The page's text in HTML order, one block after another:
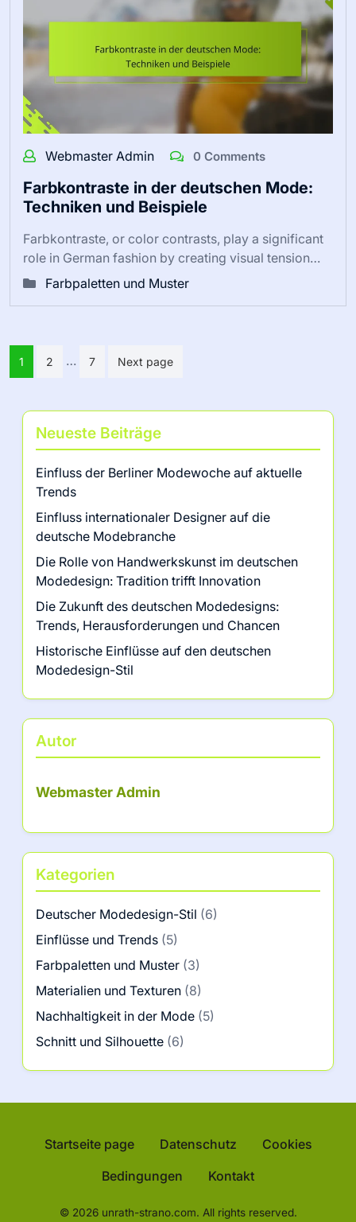
Webmaster Admin 0 Comments
Farbkontraste in der deutschen Mode:
Techniken und Beispiele
Farbkontraste, or color contrasts, play a significant
role in German fashion by creating visual tension…
Farbpaletten und Muster
Posts
pagination
1 2 … 7 Next page
Neueste Beiträge
Einfluss der Berliner Modewoche auf aktuelle
Trends
Einfluss internationaler Designer auf die
deutsche Modebranche
Die Rolle von Handwerkskunst im deutschen
Modedesign: Tradition trifft Innovation
Die Zukunft des deutschen Modedesigns:
Trends, Herausforderungen und Chancen
Historische Einflüsse auf den deutschen
Modedesign-Stil
Autor
Webmaster Admin
Kategorien
Deutscher Modedesign-Stil (6)
Einflüsse und Trends (5)
Farbpaletten und Muster (3)
Materialien und Texturen (8)
Nachhaltigkeit in der Mode (5)
Schnitt und Silhouette (6)
Startseite page Datenschutz
Cookies
Bedingungen
Kontakt
© 2026 unrath-strano.com. All rights reserved.